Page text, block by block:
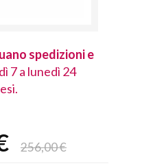
spedizioni e
7 a lunedì 24
256,00 €